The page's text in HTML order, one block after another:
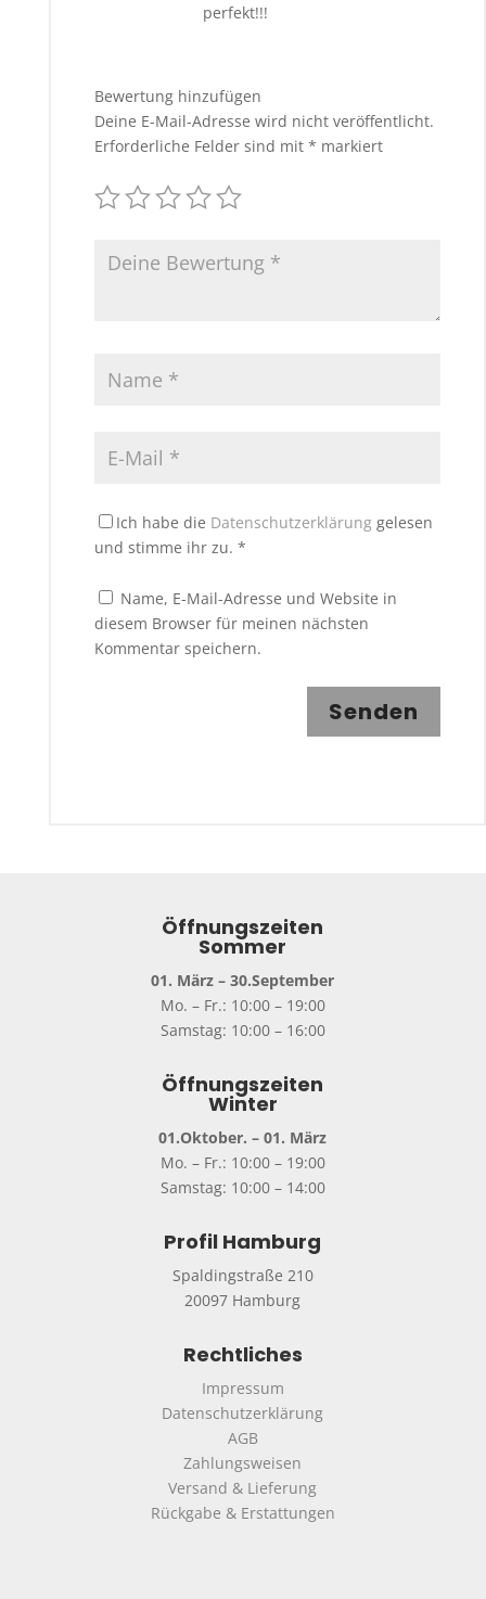
perfekt!!!
Bewertung hinzufügen
Deine E-Mail-Adresse wird nicht veröffentlicht.
Erforderliche Felder sind mit * markiert
Ich habe die Datenschutzerklärunggelesen
und stimme ihr zu. *
Name, E-Mail-Adresse und Website in
diesem Browser für meinen nächsten
Kommentar speichern.
Senden
Öffnungszeiten
Sommer
01. März – 30.September
Mo. – Fr.: 10:00 – 19:00
Samstag: 10:00 – 16:00
Öffnungszeiten
Winter
01.Oktober. – 01. März
Mo. – Fr.: 10:00 – 19:00
Samstag: 10:00 – 14:00
Profil Hamburg
Spaldingstraße 210
20097 Hamburg
Rechtliches
Impressum
Datenschutzerklärung
AGB
Zahlungsweisen
Versand & Lieferung
Rückgabe & Erstattungen